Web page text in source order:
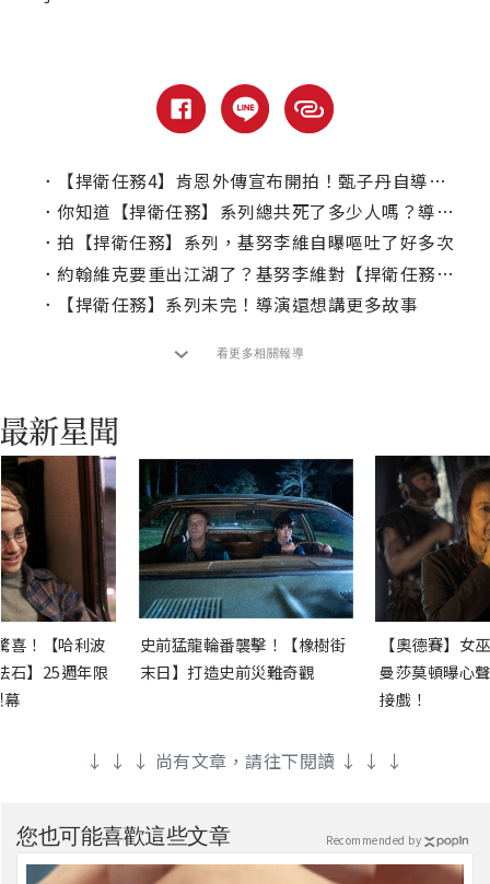
．
【捍衛任務4】肯恩外傳宣布開拍！甄子丹自導自演「盲眼殺手」成主角
． 你知道【捍衛任務】系列總共死了多少人嗎？導演親自揭這數字！
． 拍【捍衛任務】系列，基努李維自曝嘔吐了好多次
． 約翰維克要重出江湖了？基努李維對【捍衛任務】延伸影集一樣有情有義！
．
【捍衛任務】系列未完！導演還想講更多故事
看更多相關報導
喜！【哈利波
石】25週年限
史前猛龍輪番襲擊！【橡樹街
末日】打造史前災難奇觀
【奧德賽】女
曼莎莫頓曝心
接戲！
↓ ↓ ↓ 尚有文章，請往下閱讀 ↓ ↓ ↓
您也可能喜歡這些文章 Recommended by